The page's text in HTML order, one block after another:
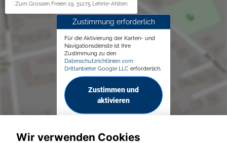
Zum Grossen Freien 19, 31275 Lehrte-Ahlten
Zustimmung erforderlich
Für die Aktivierung der Karten- und
Navigationsdienste ist Ihre
Zustimmung zu den
Datenschutzrichtlinien vom
Drittanbieter Google LLC erforderlich.
Zustimmen und
aktivieren
Wir verwenden Cookies